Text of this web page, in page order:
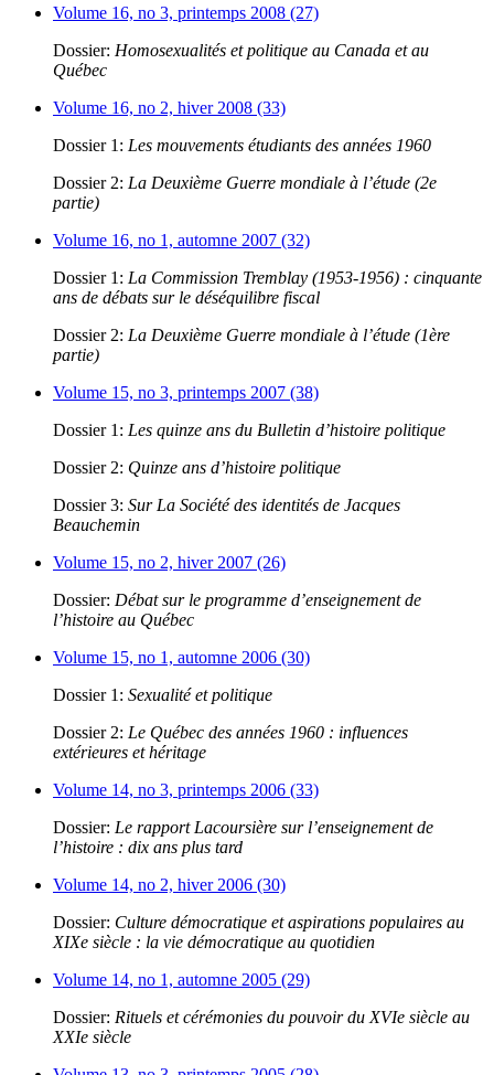
Volume 16, no 3, printemps 2008 (27)
Dossier: Homosexualités et politique au Canada et au
Québec
Volume 16, no 2, hiver 2008 (33)
Dossier 1: Les mouvements étudiants des années 1960
Dossier 2: La Deuxième Guerre mondiale à l’étude (2e
partie)
Volume 16, no 1, automne 2007 (32)
Dossier 1: La Commission Tremblay (1953-1956) : cinquante
ans de débats sur le déséquilibre fiscal
Dossier 2: La Deuxième Guerre mondiale à l’étude (1ère
partie)
Volume 15, no 3, printemps 2007 (38)
Dossier 1: Les quinze ans du Bulletin d’histoire politique
Dossier 2: Quinze ans d’histoire politique
Dossier 3: Sur La Société des identités de Jacques
Beauchemin
Volume 15, no 2, hiver 2007 (26)
Dossier: Débat sur le programme d’enseignement de
l’histoire au Québec
Volume 15, no 1, automne 2006 (30)
Dossier 1: Sexualité et politique
Dossier 2: Le Québec des années 1960 : influences
extérieures et héritage
Volume 14, no 3, printemps 2006 (33)
Dossier: Le rapport Lacoursière sur l’enseignement de
l’histoire : dix ans plus tard
Volume 14, no 2, hiver 2006 (30)
Dossier: Culture démocratique et aspirations populaires au
XIXe siècle : la vie démocratique au quotidien
Volume 14, no 1, automne 2005 (29)
Dossier: Rituels et cérémonies du pouvoir du XVIe siècle au
XXIe siècle